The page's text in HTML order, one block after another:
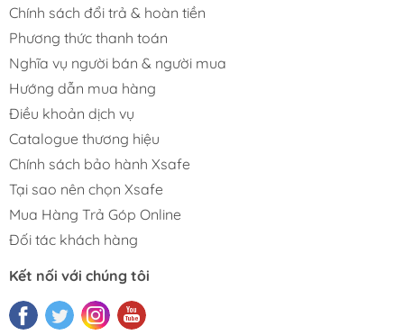
Chính sách đổi trả & hoàn tiền
Phương thức thanh toán
Nghĩa vụ người bán & người mua
Hướng dẫn mua hàng
Điều khoản dịch vụ
Catalogue thương hiệu
Chính sách bảo hành Xsafe
Tại sao nên chọn Xsafe
Mua Hàng Trả Góp Online
Đối tác khách hàng
Kết nối với chúng tôi